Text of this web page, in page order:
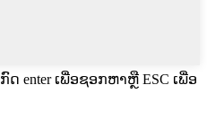
ກົດ enter ເພື່ອຊອກຫາຫຼື ESC ເພື່ອ